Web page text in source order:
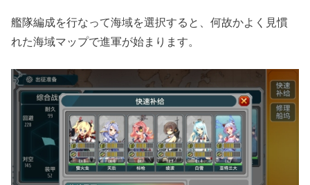
艦隊編成を行なって海域を選択すると、何故かよく見慣
れた海域マップで進軍が始まります。